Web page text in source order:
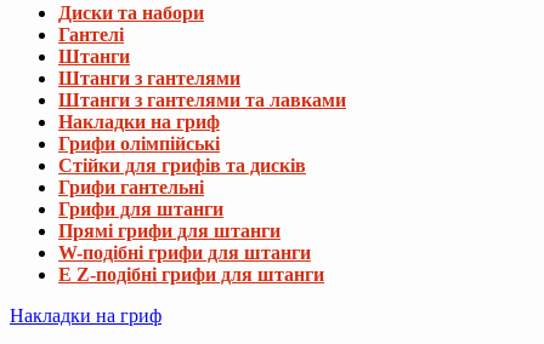
Диски та набори
Гантелі
Штанги
Штанги з гантелями
Штанги з гантелями та лавками
Накладки на гриф
Грифи олімпійські
Стійки для грифів та дисків
Грифи гантельні
Грифи для штанги
Прямі грифи для штанги
W-подібні грифи для штанги
E Z-подібні грифи для штанги
Накладки на гриф